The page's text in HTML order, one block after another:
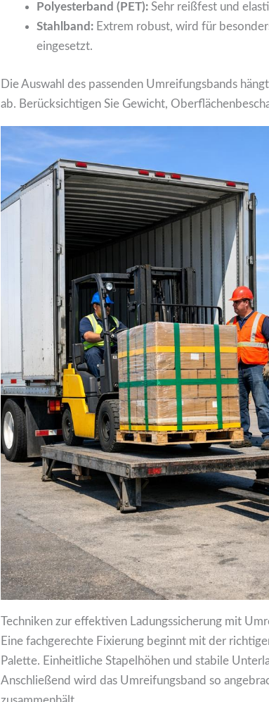
Polyesterband (PET): Sehr reißfest und
Stahlband: Extrem robust, wird für
eingesetzt.
Die Auswahl des passenden Umreifungsbands
ab. Berücksichtigen Sie Gewicht,
Techniken zur effektiven Ladungssicherung mit
Eine fachgerechte Fixierung beginnt mit der
Palette. Einheitliche Stapelhöhen und stabile
Anschließend wird das Umreifungsband so